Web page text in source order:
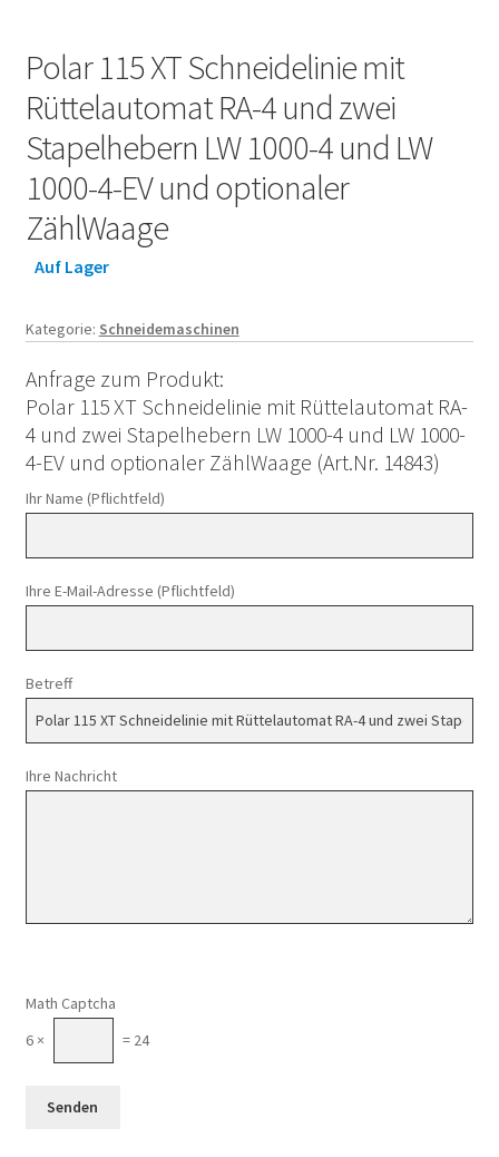
Polar 115 XT Schneidelinie mit
Rüttelautomat RA-4 und zwei
Stapelhebern LW 1000-4 und LW
1000-4-EV und optionaler
ZählWaage
Auf Lager
Kategorie: Schneidemaschinen
Anfrage zum Produkt:
Polar 115 XT Schneidelinie mit Rüttelautomat RA-
4 und zwei Stapelhebern LW 1000-4 und LW 1000-
4-EV und optionaler ZählWaage (Art.Nr. 14843)
Ihr Name (Pflichtfeld)
Ihre E-Mail-Adresse (Pflichtfeld)
Betreff
Ihre Nachricht
Math Captcha
6 ×
= 24